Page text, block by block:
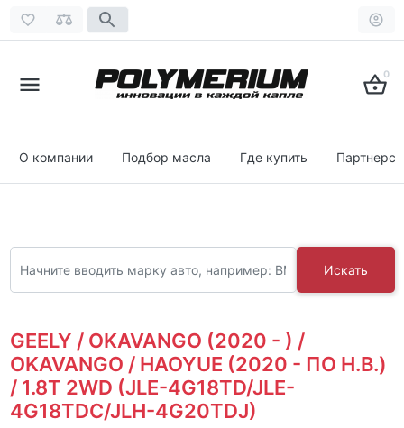
0
О компании Подбор масла Где купить
Искать
GEELY / OKAVANGO (2020 - ) /
OKAVANGO / HAOYUE (2020 - ПО Н.В.)
/ 1.8T 2WD (JLE-4G18TD/JLE-
4G18TDC/JLH-4G20TDJ)